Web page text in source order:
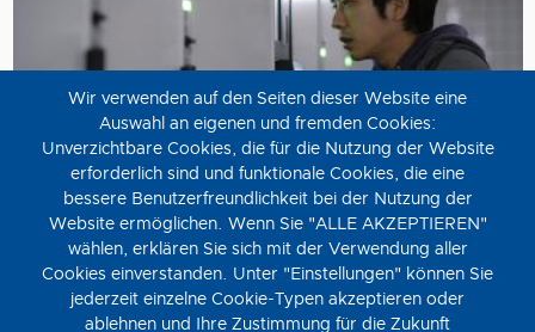
Exit 8
Freitag, 14. August
Mit EXIT 8 verfilmt Regisseur Genki Kawamura den
gleichnamigen, weltweit gefeierten Videospiel-Hit als
Wir verwenden auf den Seiten dieser Website eine
Auswahl an eigenen und fremden Cookies:
Unverzichtbare Cookies, die für die Nutzung der Website
erforderlich sind und funktionale Cookies, die eine
bessere Benutzerfreundlichkeit bei der Nutzung der
Website ermöglichen. Wenn Sie "ALLE AKZEPTIEREN"
wählen, erklären Sie sich mit der Verwendung aller
Cookies einverstanden. Unter "Einstellungen" können Sie
jederzeit einzelne Cookie-Typen akzeptieren oder
ablehnen und Ihre Zustimmung für die Zukunft